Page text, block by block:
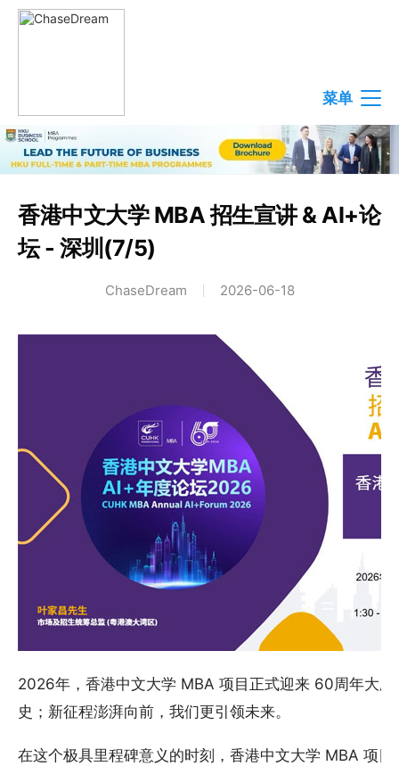
菜单
香港中文大学 MBA 招生宣讲 & AI+论
坛 - 深圳(7/5)
ChaseDream 2026-06-18
2026年，香港中文大学 MBA 项目正式迎来 60周年大
史；新征程澎湃向前，我们更引领未来。
在这个极具里程碑意义的时刻，香港中文大学 MBA 项